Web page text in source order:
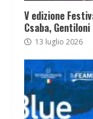
V edizione
Csaba,
13 luglio 2026